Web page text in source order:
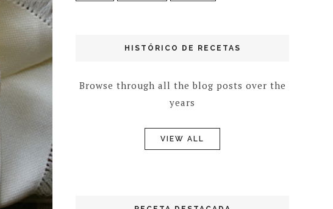
HISTÓRICO DE RECETAS
Browse through all the blog posts over the
years
VIEW ALL